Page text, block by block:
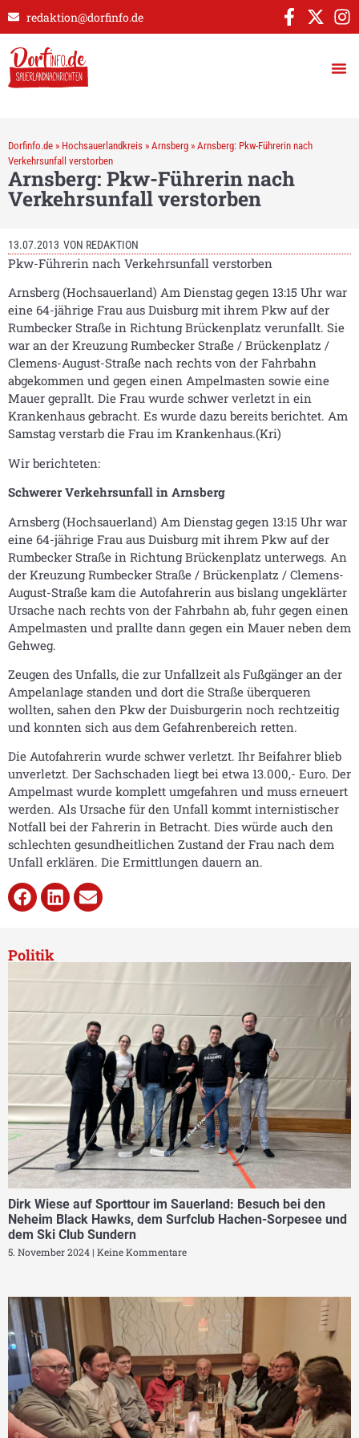
redaktion@dorfinfo.de
Dorfinfo.de » Hochsauerlandkreis » Arnsberg » Arnsberg: Pkw-Führerin nach
Verkehrsunfall verstorben
Arnsberg: Pkw-Führerin nach
Verkehrsunfall verstorben
13.07.2013 VON REDAKTION
Pkw-Führerin nach Verkehrsunfall verstorben
Arnsberg (Hochsauerland) Am Dienstag gegen 13:15 Uhr war
eine 64-jährige Frau aus Duisburg mit ihrem Pkw auf der
Rumbecker Straße in Richtung Brückenplatz verunfallt. Sie
war an der Kreuzung Rumbecker Straße / Brückenplatz /
Clemens-August-Straße nach rechts von der Fahrbahn
abgekommen und gegen einen Ampelmasten sowie eine
Mauer geprallt. Die Frau wurde schwer verletzt in ein
Krankenhaus gebracht. Es wurde dazu bereits berichtet. Am
Samstag verstarb die Frau im Krankenhaus.(Kri)
Wir berichteten:
Schwerer Verkehrsunfall in Arnsberg
Arnsberg (Hochsauerland) Am Dienstag gegen 13:15 Uhr war
eine 64-jährige Frau aus Duisburg mit ihrem Pkw auf der
Rumbecker Straße in Richtung Brückenplatz unterwegs. An
der Kreuzung Rumbecker Straße / Brückenplatz / Clemens-
August-Straße kam die Autofahrerin aus bislang ungeklärter
Ursache nach rechts von der Fahrbahn ab, fuhr gegen einen
Ampelmasten und prallte dann gegen ein Mauer neben dem
Gehweg.
Zeugen des Unfalls, die zur Unfallzeit als Fußgänger an der
Ampelanlage standen und dort die Straße überqueren
wollten, sahen den Pkw der Duisburgerin noch rechtzeitig
und konnten sich aus dem Gefahrenbereich retten.
Die Autofahrerin wurde schwer verletzt. Ihr Beifahrer blieb
unverletzt. Der Sachschaden liegt bei etwa 13.000,- Euro. Der
Ampelmast wurde komplett umgefahren und muss erneuert
werden. Als Ursache für den Unfall kommt internistischer
Notfall bei der Fahrerin in Betracht. Dies würde auch den
schlechten gesundheitlichen Zustand der Frau nach dem
Unfall erklären. Die Ermittlungen dauern an.
Politik
Dirk Wiese auf Sporttour im Sauerland: Besuch bei den
Neheim Black Hawks, dem Surfclub Hachen-Sorpesee und
dem Ski Club Sundern
5. November 2024 Keine Kommentare